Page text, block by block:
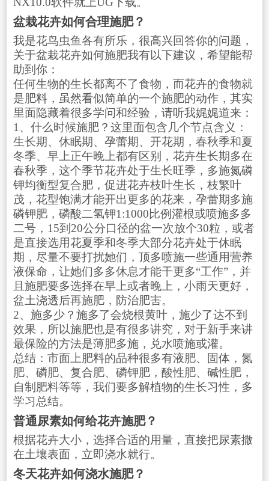
盆栽花卉如何合理施肥？
我是花鸟虫鱼各有所乐，很高兴回答你的问题，
关于盆栽花卉如何施肥我有以下建议，希望能帮
助到你：
任何生物的生长都离不了食物，而花卉的食物就
是肥料，虽然看似简单的一个施肥的动作，其实
里面隐藏着很多学问和经验，请听我娓娓道来：
1、什么时候施肥？这里面包含几个节点含义：
生长期、休眠期、孕蕾期、开花期，春秋季和夏
冬季、早上正午晚上都有区别，花卉生长期多在
春秋季，这个季节花卉处于生长旺季，多施氮磷
钾均衡型复合肥，促进花卉枝叶生长，枝繁叶
茂，花型饱满才能开出更多的花来，孕蕾期多施
磷钾肥，磷酸二氢钾1:1000比例灌根或喷施多多
二号，15到20公分口径的盆一次放个30粒，或者
是直接选用花夏季和冬季大部分花卉处于休眠
期，尽量不要打扰她们，顶多喷施一些通用营养
液保命，让她们多多休息才能干更多“工作”，并
且施肥要多选择在早上或者晚上，小雨天更好，
盆土浇透后再施肥，防治肥害。
2、施多少？施多了会烧根黄叶，施少了达不到
效果，所以施肥也是有很多讲究，对于新手来讲
最保险的方法是薄肥多施，兑水喷施或灌。
总结：市面上肥料的品种很多有液肥、固体，氮
肥、磷肥、复合肥、磷钾肥，酸性肥、碱性肥，
自制肥料等等，我们要多解植物的生长习性，多
学习总结。
普通尿素如何给花卉施肥？
根据花卉大小，选择合适的用量，直接把尿素撒
在土壤表面，立即浇水就行。
冬天花卉如何浇水施肥？